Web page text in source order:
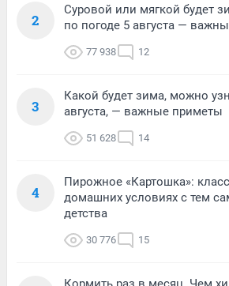
2
Суровой или мягкой будет
по погоде 5 августа —
77 938 12
3
Какой будет зима, можно
августа, — важные приметы
51 628 14
4
Пирожное «Картошка»:
домашних условиях с тем
детства
30 776 15